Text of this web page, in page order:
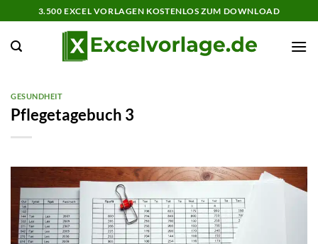
Inhalt
springen
3.500 EXCEL VORLAGEN KOSTENLOS ZUM DOWNLOAD
GESUNDHEIT
Pflegetagebuch 3